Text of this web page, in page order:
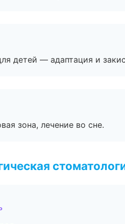
детей — адаптация и
зона, лечение во сне.